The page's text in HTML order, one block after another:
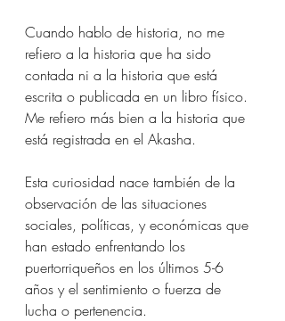
Cuando hablo de historia, no me
refiero a la historia que ha sido
contada ni a la historia que está
escrita o publicada en un libro físico.
Me refiero más bien a la historia que
está registrada en el Akasha.
Esta curiosidad nace también de la
observación de las situaciones
sociales, políticas, y económicas que
han estado enfrentando los
puertorriqueños en los últimos 5-6
años y el sentimiento o fuerza de
lucha o pertenencia.